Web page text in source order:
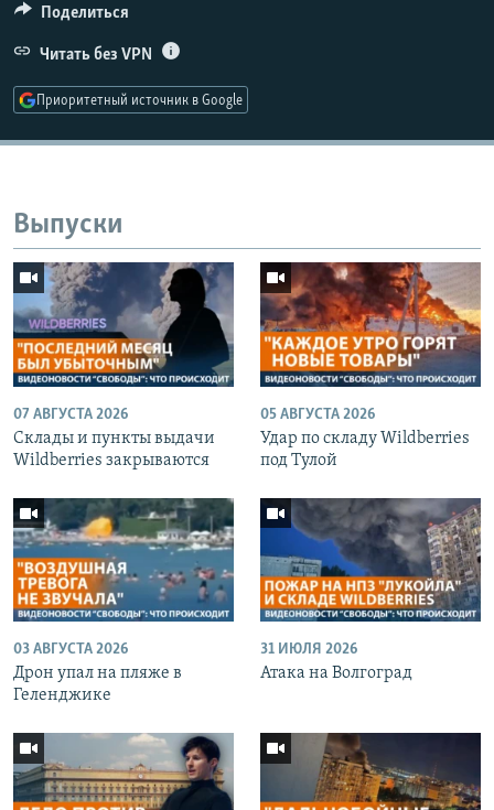
Поделиться
Читать без VPN
Приоритетный источник в Google
Выпуски
07 АВГУСТА 2026
Cклады и пункты выдачи
Wildberries закрываются
05 АВГУСТА 2026
Удар по складу Wildberries
под Тулой
03 АВГУСТА 2026
Дрон упал на пляже в
Геленджике
31 ИЮЛЯ 2026
Атака на Волгоград